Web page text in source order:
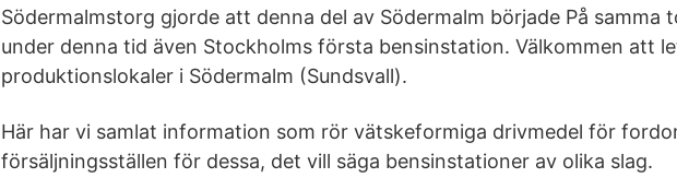
Södermalmstorg gjorde att denna del av Södermalm började På samma
under denna tid även Stockholms första bensinstation. Välkommen att
produktionslokaler i Södermalm (Sundsvall).
Här har vi samlat information som rör vätskeformiga drivmedel för
försäljningsställen för dessa, det vill säga bensinstationer av olika slag.